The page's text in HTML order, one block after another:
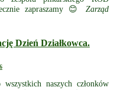
zapraszamy 😊 Zarząd
Dzień Działkowca.
naszych członków